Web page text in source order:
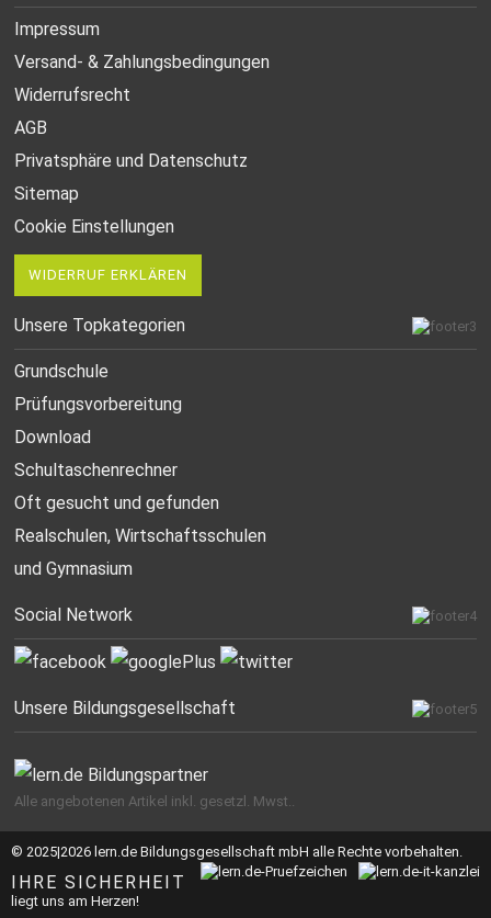
Impressum
Versand- & Zahlungsbedingungen
Widerrufsrecht
AGB
Privatsphäre und Datenschutz
Sitemap
Cookie Einstellungen
WIDERRUF ERKLÄREN
Unsere Topkategorien
Grundschule
Prüfungsvorbereitung
Download
Schultaschenrechner
Oft gesucht und gefunden
Realschulen,Wirtschaftsschulen
und Gymnasium
Social Network
Unsere Bildungsgesellschaft
Alle angebotenen Artikel inkl. gesetzl. Mwst..
© 2025|2026 lern.de Bildungsgesellschaft mbH alle Rechte vorbehalten.
IHRE SICHERHEIT
liegt uns am Herzen!